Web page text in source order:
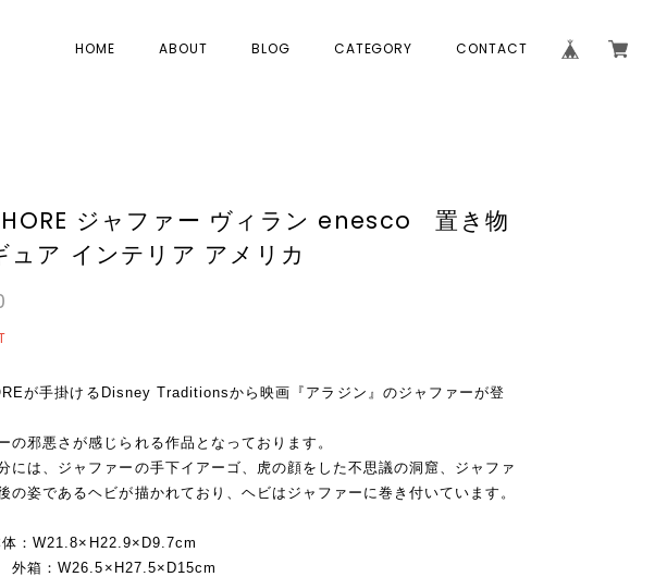
HOME ABOUT BLOG CATEGORY CONTACT
ジャファー ヴィラン enesco 置き物
ュア インテリア アメリカ
が手掛けるDisney Traditionsから映画『アラジン』のジャファーが登
の邪悪さが感じられる作品となっております。
には、ジャファーの手下イアーゴ、虎の顔をした不思議の洞窟、ジャファ
の姿であるヘビが描かれており、ヘビはジャファーに巻き付いています。
：W21.8×H22.9×D9.7cm
W26.5×H27.5×D15cm